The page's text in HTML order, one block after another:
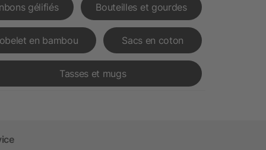
gélifiés Bouteilles et gourdes
en bambou Sacs en coton
Tasses et mugs